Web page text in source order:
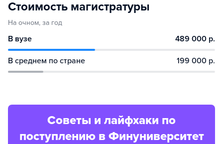
Стоимость магистратуры
На очном, за год
В вузе 489 000 р.
В среднем по стране 199 000 р.
Советы и лайфхаки по
поступлению в Финуниверситет